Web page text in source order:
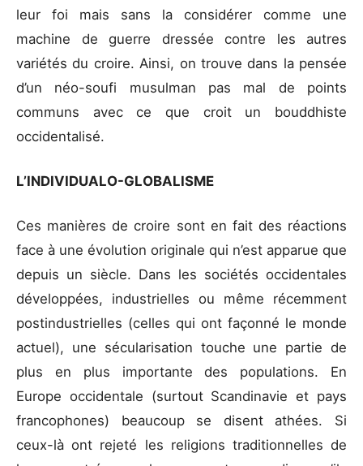
leur foi mais sans la considérer comme une
machine de guerre dressée contre les autres
variétés du croire. Ainsi, on trouve dans la pensée
d’un néo-soufi musulman pas mal de points
communs avec ce que croit un bouddhiste
occidentalisé.
L’INDIVIDUALO-GLOBALISME
Ces manières de croire sont en fait des réactions
face à une évolution originale qui n’est apparue que
depuis un siècle. Dans les sociétés occidentales
développées, industrielles ou même récemment
postindustrielles (celles qui ont façonné le monde
actuel), une sécularisation touche une partie de
plus en plus importante des populations. En
Europe occidentale (surtout Scandinavie et pays
francophones) beaucoup se disent athées. Si
ceux-là ont rejeté les religions traditionnelles de